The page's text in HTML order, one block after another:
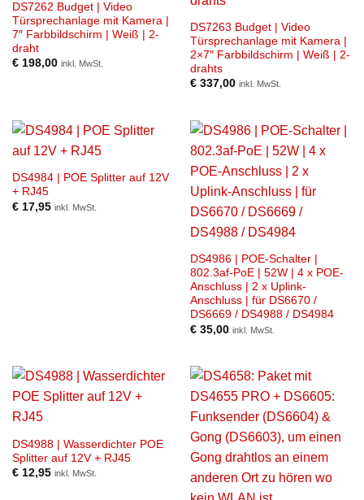
DS7262 Budget | Video
Türsprechanlage mit Kamera |
7″ Farbbildschirm | Weiß | 2-
draht
€198,00 inkl. MwSt.
DS7263 Budget | Video
Türsprechanlage mit Kamera |
2×7″ Farbbildschirm | Weiß | 2-
drahts
€337,00 inkl. MwSt.
DS4984 | POE Splitter auf 12V
+ RJ45
€17,95 inkl. MwSt.
DS4986 | POE-Schalter |
802.3af-PoE | 52W | 4 x POE-
Anschluss | 2 x Uplink-
Anschluss | für DS6670 /
DS6669 / DS4988 / DS4984
€35,00 inkl. MwSt.
DS4988 | Wasserdichter POE
Splitter auf 12V + RJ45
€12,95 inkl. MwSt.